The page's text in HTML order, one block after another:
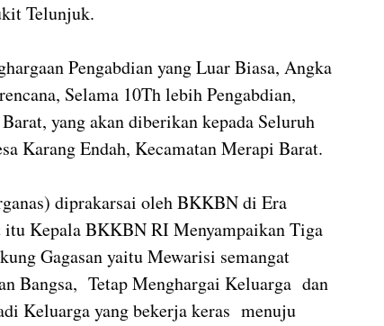
Telunjuk.
Pengabdian yang Luar Biasa, Angka
Selama 10Th lebih Pengabdian,
yang akan diberikan kepada Seluruh
Karang Endah, Kecamatan Merapi Barat.
diprakarsai oleh BKKBN di Era
itu Kepala BKKBN RI Menyampaikan Tiga
Gagasan yaitu Mewarisi semangat
Bangsa, Tetap Menghargai Keluarga dan
Keluarga yang bekerja keras menuju